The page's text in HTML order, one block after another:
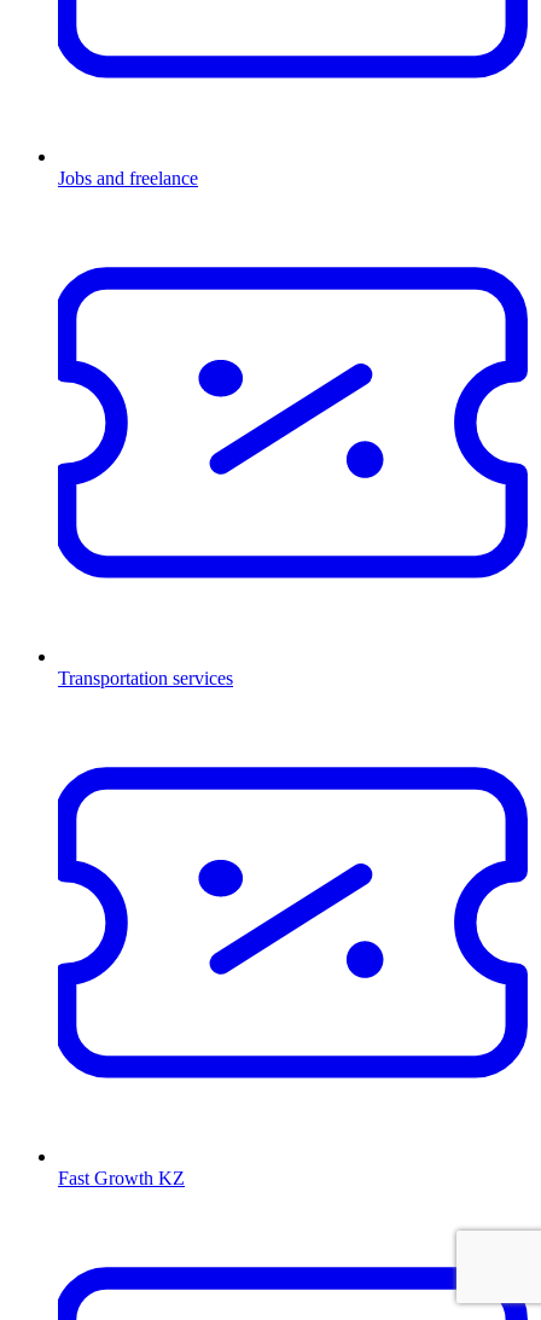
Jobs and freelance
Transportation services
Fast Growth KZ